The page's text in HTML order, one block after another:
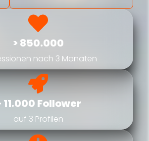
> 850.000
nach 3 Monaten
11.000 Follower
auf 3 Profilen